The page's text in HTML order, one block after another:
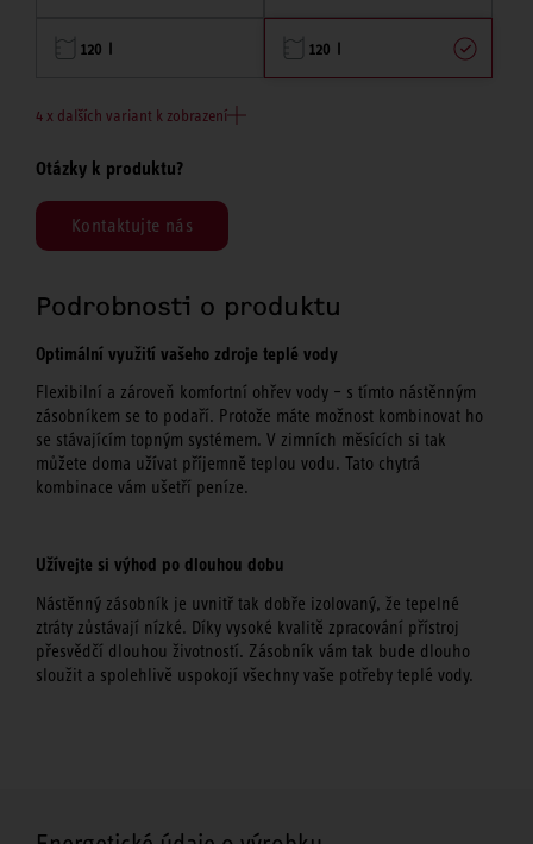
120 l 120 l
4 x dalších variant k zobrazení
Otázky k produktu?
Kontaktujte nás
Podrobnosti o produktu
Optimální využití vašeho zdroje teplé vody
Flexibilní a zároveň komfortní ohřev vody – s tímto nástěnným
zásobníkem se to podaří. Protože máte možnost kombinovat ho
se stávajícím topným systémem. V zimních měsících si tak
můžete doma užívat příjemně teplou vodu. Tato chytrá
kombinace vám ušetří peníze.
Užívejte si výhod po dlouhou dobu
Nástěnný zásobník je uvnitř tak dobře izolovaný, že tepelné
ztráty zůstávají nízké. Díky vysoké kvalitě zpracování přístroj
přesvědčí dlouhou životností. Zásobník vám tak bude dlouho
sloužit a spolehlivě uspokojí všechny vaše potřeby teplé vody.